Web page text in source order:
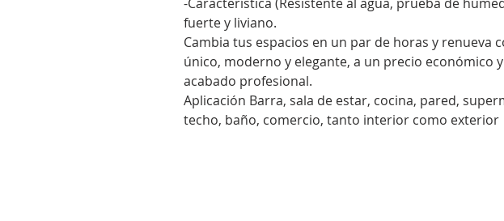
fuerte y liviano.
Cambia tus espacios en un par de horas y renueva
único, moderno y elegante, a un precio económico
acabado profesional.
Aplicación Barra, sala de estar, cocina, pared,
techo, baño, comercio, tanto interior como exterior